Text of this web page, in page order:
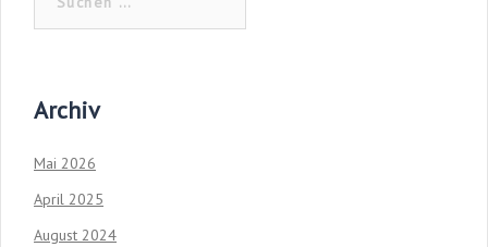
nach:
Archiv
Mai 2026
April 2025
August 2024